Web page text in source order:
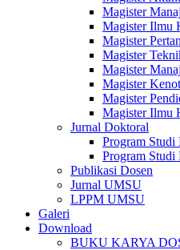
Magister
Magister Ilmu
Magister
Magister
Magister
Magister
Magister
Magister Ilmu
Jurnal Doktoral
Program Studi
Program
Publikasi Dosen
Jurnal UMSU
LPPM UMSU
Galeri
Download
BUKU KARYA